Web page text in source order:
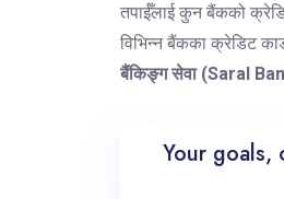
तपाईँलाई कुन बैंकको
विभिन्न बैंकका क्रेडिट
बैंकिङ्ग सेवा (Saral
Your goals,